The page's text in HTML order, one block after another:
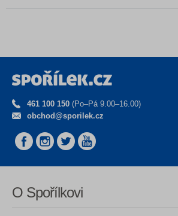
461 100 150 (Po–Pá 9.00–16.00)
obchod@sporilek.cz
O Spořílkovi